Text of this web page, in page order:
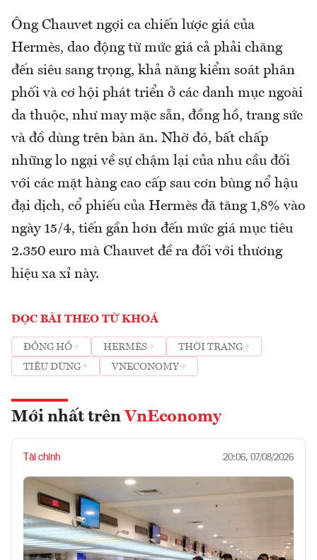
Ông Chauvet ngợi ca chiến lược giá của
Hermès, dao động từ mức giá cả phải chăng
đến siêu sang trọng, khả năng kiểm soát phân
phối và cơ hội phát triển ở các danh mục ngoài
da thuộc, như may mặc sẵn, đồng hồ, trang sức
và đồ dùng trên bàn ăn. Nhờ đó, bất chấp
những lo ngại về sự chậm lại của nhu cầu đối
với các mặt hàng cao cấp sau cơn bùng nổ hậu
đại dịch, cổ phiếu của Hermès đã tăng 1,8% vào
ngày 15/4, tiến gần hơn đến mức giá mục tiêu
2.350 euro mà Chauvet đề ra đối với thương
hiệu xa xỉ này.
ĐỌC BÀI THEO TỪ KHOÁ
ĐỒNG HỒ HERMÈS
THỜI TRANG
TIÊU DÙNG
VNECONOMY
Mới nhất trên VnEconomy
Tài chính 20:06, 07/08/2026